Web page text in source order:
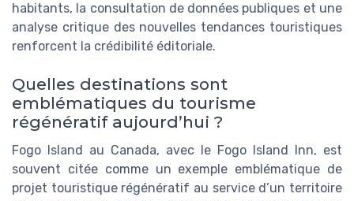
habitants, la consultation de données publiques et une
analyse critique des nouvelles tendances touristiques
renforcent la crédibilité éditoriale.
Quelles destinations sont
emblématiques du tourisme
régénératif aujourd’hui ?
Fogo Island au Canada, avec le Fogo Island Inn, est
souvent citée comme un exemple emblématique de
projet touristique régénératif au service d’un territoire